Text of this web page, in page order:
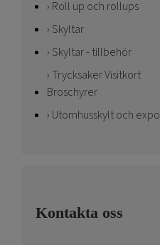
Roll up och rollups
Skyltar
Skyltar - tillbehör
Trycksaker Visitkort
Broschyrer
Utomhusskylt och expo
Kontakta oss